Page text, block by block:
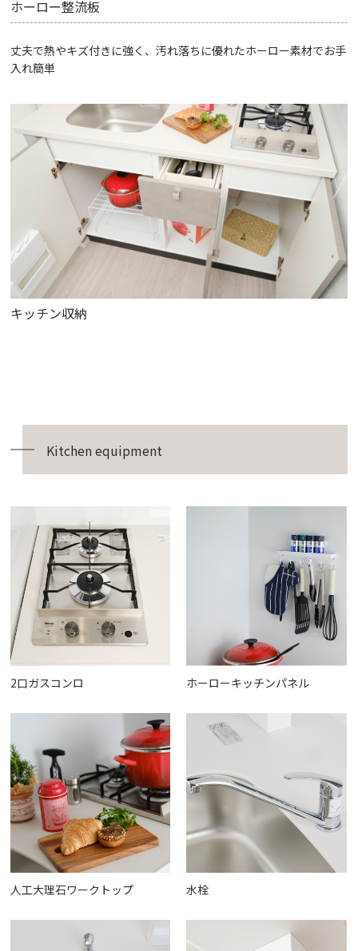
ホーロー整流板
丈夫で熱やキズ付きに強く、汚れ落ちに優れたホーロー素材でお手
入れ簡単
キッチン収納
Kitchen equipment
2口ガスコンロ ホーローキッチンパネル
人工大理石ワークトップ 水栓